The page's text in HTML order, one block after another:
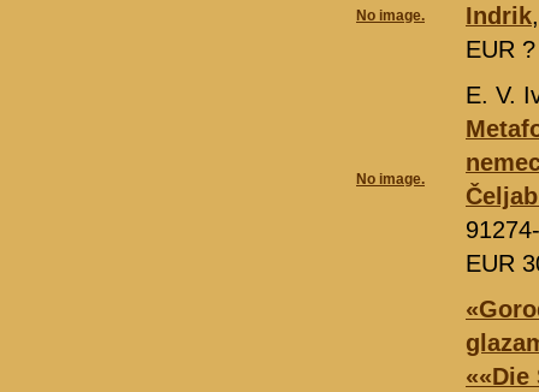
No image.
Indrik
EUR
No image.
E. V.
EUR